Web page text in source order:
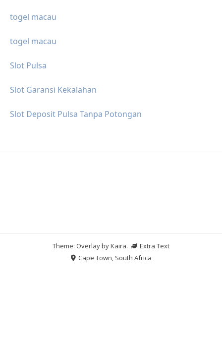
togel macau
togel macau
Slot Pulsa
Slot Garansi Kekalahan
Slot Deposit Pulsa Tanpa Potongan
Theme: Overlay byKaira.
Extra Text
Cape Town, South Africa